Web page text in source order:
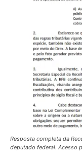
Resposta completa da
deputado federal. Acesso